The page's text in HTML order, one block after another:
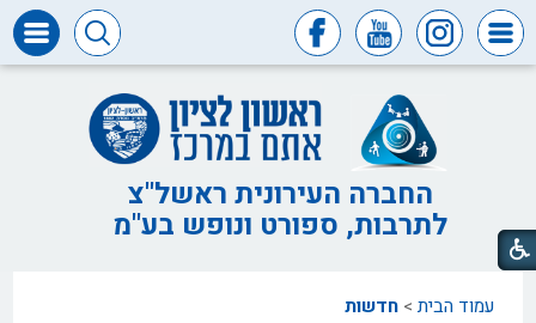
ומכרזים
חופש
המידע
דבר
ראש
דבר
החברה העירונית ראשל"צ
לתרבות, ספורט ונופש בע"מ
עמוד הבית >חדשות